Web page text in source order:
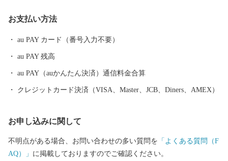
り、「秀麗富嶽十二景」に代表される山々から望む富士山は「富
士の眺めが日本一美しい街」と言われるほど絶景であり、豊かな
の歴史と文化を後世に伝えるため、ふるさと大月に特別な思いを
お持ちの皆様のご支援とご協力をお願いいたします。。
お支払い方法
au PAY カード（番号入力不要）
au PAY 残高
au PAY（auかんたん決済）通信料金合算
クレジットカード決済（VISA、Master、JCB、Diners、AMEX）
お申し込みに関して
不明点がある場合、お問い合わせの多い質問を 「よくある質問（F
AQ）」 に掲載しておりますのでご確認ください。